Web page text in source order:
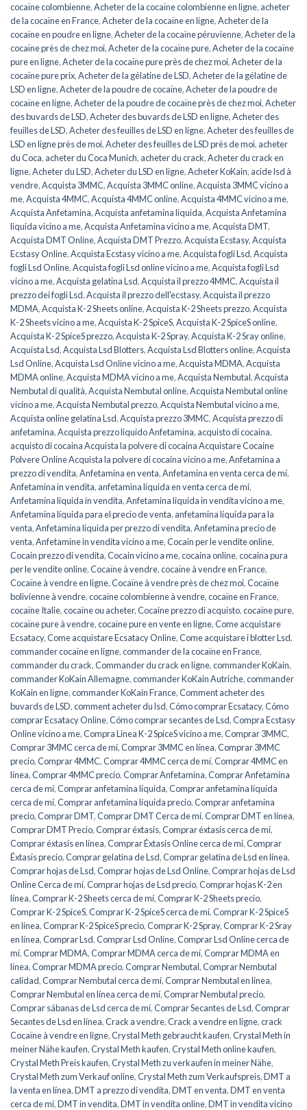
cocaïne colombienne,Acheter de la cocaïne colombienne en ligne, acheter
de la cocaïne en France,Acheter de la cocaïne en ligne,Acheter de la
cocaïne en poudre en ligne,Acheter de la cocaïne péruvienne,Acheter de la
cocaïne près de chez moi,Acheter de la cocaïne pure,Acheter de la cocaïne
pure en ligne,Acheter de la cocaïne pure près de chez moi,Acheter de la
cocaïne pure prix,Acheter de la gélatine de LSD,Acheter de la gélatine de
LSD en ligne,Acheter de la poudre de cocaïne,Acheter de la poudre de
cocaïne en ligne,Acheter de la poudre de cocaïne près de chez moi,Acheter
des buvards de LSD,Acheter des buvards de LSD en ligne,Acheter des
feuilles de LSD,Acheter des feuilles de LSD en ligne,Acheter des feuilles de
LSD en ligne près de moi,Acheter des feuilles de LSD près de moi, acheter
du Coca, acheter du Coca Munich, acheter du crack,Acheter du crack en
ligne,Acheter du LSD,Acheter du LSD en ligne,Acheter KoKain, acide lsd à
vendre,Acquista 3MMC,Acquista 3MMC online,Acquista 3MMC vicino a
me,Acquista 4MMC,Acquista 4MMC online,Acquista 4MMC vicino a me,
Acquista Anfetamina,Acquista anfetamina liquida,Acquista Anfetamina
liquida vicino a me,Acquista Anfetamina vicino a me,Acquista DMT,
Acquista DMT Online,Acquista DMT Prezzo,Acquista Ecstasy,Acquista
Ecstasy Online,Acquista Ecstasy vicino a me,Acquista fogli Lsd,Acquista
fogli Lsd Online,Acquista fogli Lsd online vicino a me,Acquista fogli Lsd
vicino a me,Acquista gelatina Lsd,Acquista il prezzo 4MMC,Acquista il
prezzo dei fogli Lsd,Acquista il prezzo dell'ecstasy,Acquista il prezzo
MDMA,Acquista K-2 Sheets online,Acquista K-2 Sheets prezzo,Acquista
K-2 Sheets vicino a me,Acquista K-2 SpiceS,Acquista K-2 SpiceS online,
Acquista K-2 SpiceS prezzo,Acquista K-2 Spray,Acquista K-2 Sray online,
Acquista Lsd,Acquista Lsd Blotters,Acquista Lsd Blotters online,Acquista
Lsd Online,Acquista Lsd Online vicino a me,Acquista MDMA,Acquista
MDMA online,Acquista MDMA vicino a me,Acquista Nembutal,Acquista
Nembutal di qualità,Acquista Nembutal online,Acquista Nembutal online
vicino a me,Acquista Nembutal prezzo,Acquista Nembutal vicino a me,
Acquista online gelatina Lsd,Acquista prezzo 3MMC,Acquista prezzo di
anfetamina,Acquista prezzo liquido Anfetamina, acquisto di cocaina,
acquisto di cocaina Acquista la polvere di cocaina Acquistare Cocaine
Polvere Online Acquista la polvere di cocaina vicino a me,Anfetamina a
prezzo di vendita,Anfetamina en venta,Anfetamina en venta cerca de mí,
Anfetamina in vendita, anfetamina líquida en venta cerca de mí,
Anfetamina liquida in vendita,Anfetamina liquida in vendita vicino a me,
Anfetamina líquida para el precio de venta, anfetamina líquida para la
venta,Anfetamina liquida per prezzo di vendita,Anfetamina precio de
venta,Anfetamine in vendita vicino a me,Cocain per le vendite online,
Cocain prezzo di vendita,Cocain vicino a me,cocaina online,cocaina pura
per le vendite online,Cocaïne à vendre,cocaïne à vendre en France,
Cocaïne à vendre en ligne,Cocaïne à vendre près de chez moi,Cocaïne
bolivienne à vendre,cocaïne colombienne à vendre,cocaïne en France,
cocaïne Italie,cocaïne ou acheter,Cocaine prezzo di acquisto,cocaïne pure,
cocaïne pure à vendre,cocaïne pure en vente en ligne,Come acquistare
Ecsatacy,Come acquistare Ecsatacy Online,Come acquistare i blotter Lsd,
commander cocaïne en ligne,commander de la cocaïne en France,
commander du crack,Commander du crack en ligne,commander KoKain,
commander KoKain Allemagne,commander KoKain Autriche,commander
KoKain en ligne,commander KoKain France,Comment acheter des
buvards de LSD,comment acheter du lsd,Cómo comprar Ecsatacy,Cómo
comprar Ecsatacy Online,Cómo comprar secantes de Lsd,Compra Ecstasy
Online vicino a me,Compra Linea K-2 SpiceS vicino a me,Comprar 3MMC,
Comprar 3MMC cerca de mí,Comprar 3MMC en línea,Comprar 3MMC
precio,Comprar 4MMC,Comprar 4MMC cerca de mí,Comprar 4MMC en
línea,Comprar 4MMC precio,Comprar Anfetamina,Comprar Anfetamina
cerca de mí,Comprar anfetamina líquida,Comprar anfetamina líquida
cerca de mí,Comprar anfetamina líquida precio,Comprar anfetamina
precio,Comprar DMT,Comprar DMT Cerca de mí,Comprar DMT en línea,
Comprar DMT Precio,Comprar éxtasis,Comprar éxtasis cerca de mí,
Comprar éxtasis en línea,Comprar Éxtasis Online cerca de mí,Comprar
Éxtasis precio,Comprar gelatina de Lsd,Comprar gelatina de Lsd en línea,
Comprar hojas de Lsd,Comprar hojas de Lsd Online,Comprar hojas de Lsd
Online Cerca de mí,Comprar hojas de Lsd precio,Comprar hojas K-2 en
línea,Comprar K-2 Sheets cerca de mí,Comprar K-2 Sheets precio,
Comprar K-2 SpiceS,Comprar K-2 SpiceS cerca de mí,Comprar K-2 SpiceS
en línea,Comprar K-2 SpiceS precio,Comprar K-2 Spray,Comprar K-2 Sray
en línea,Comprar Lsd,Comprar Lsd Online,Comprar Lsd Online cerca de
mí,Comprar MDMA,Comprar MDMA cerca de mí,Comprar MDMA en
línea,Comprar MDMA precio,Comprar Nembutal,Comprar Nembutal
calidad,Comprar Nembutal cerca de mí,Comprar Nembutal en línea,
Comprar Nembutal en línea cerca de mí,Comprar Nembutal precio,
Comprar sábanas de Lsd cerca de mí,Comprar Secantes de Lsd,Comprar
Secantes de Lsd en línea,Crack a vendre,Crack a vendre en ligne,crack
Cocaïne à vendre en ligne,Crystal Meth gebraucht kaufen,Crystal Meth in
meiner Nähe kaufen,Crystal Meth kaufen,Crystal Meth online kaufen,
Crystal Meth Preis kaufen,Crystal Meth zu verkaufen in meiner Nähe,
Crystal Meth zum Verkauf online,Crystal Meth zum Verkaufspreis,DMT a
la venta en línea,DMT a prezzo di vendita,DMT en venta,DMT en venta
cerca de mí,DMT in vendita,DMT in vendita online,DMT in vendita vicino